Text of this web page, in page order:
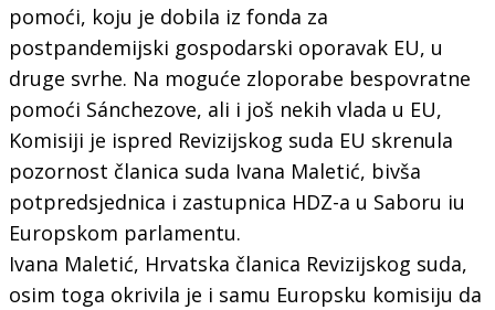
pomoći, koju je dobila iz fonda za
postpandemijski gospodarski oporavak EU, u
druge svrhe. Na moguće zloporabe bespovratne
pomoći Sánchezove, ali i još nekih vlada u EU,
Komisiji je ispred Revizijskog suda EU skrenula
pozornost članica suda Ivana Maletić, bivša
potpredsjednica i zastupnica HDZ-a u Saboru iu
Europskom parlamentu.
Ivana Maletić, Hrvatska članica Revizijskog suda,
osim toga okrivila je i samu Europsku komisiju da